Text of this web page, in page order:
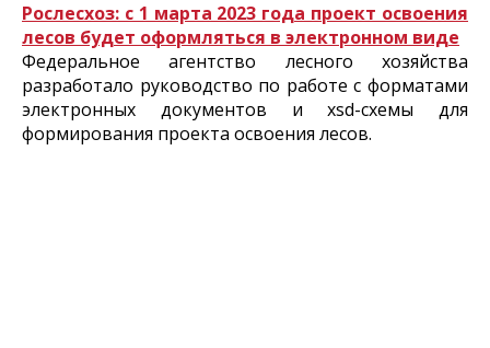
Рослесхоз: с 1 марта 2023 года проект освоения
лесов будет оформляться в электронном виде
Федеральное агентство лесного хозяйства
разработало руководство по работе с форматами
электронных документов и xsd-схемы для
формирования проекта освоения лесов.